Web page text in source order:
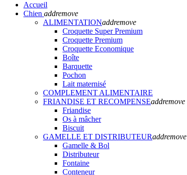
Accueil
Chien addremove
ALIMENTATIONaddremove
Croquette Super Premium
Croquette Premium
Croquette Economique
Boîte
Barquette
Pochon
Lait maternisé
COMPLEMENT ALIMENTAIRE
FRIANDISE ET RECOMPENSEaddremove
Friandise
Os à mâcher
Biscuit
GAMELLE ET DISTRIBUTEURaddremove
Gamelle & Bol
Distributeur
Fontaine
Conteneur